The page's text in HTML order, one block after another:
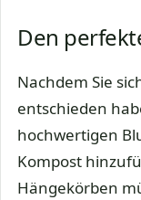
Den
Nachdem Sie
entschieden
hochwertigen
Kompost
Hängekörben